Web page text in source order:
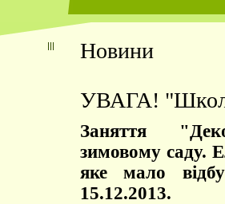
Новини
УВАГА!
Заняття
зимовому саду.
яке мало
15.12.2013.